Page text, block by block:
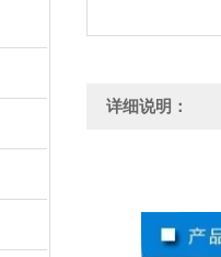
详细说明：